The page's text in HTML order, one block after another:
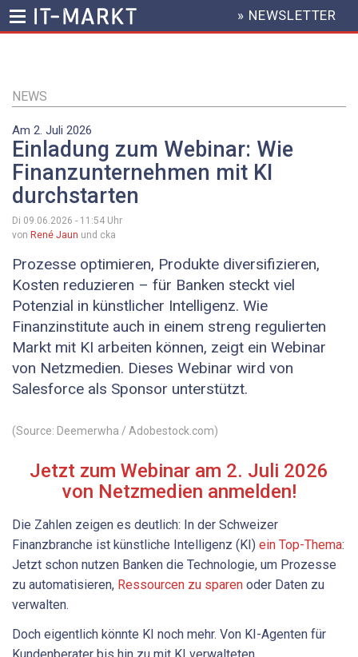
Inhalt
HEADER
MENU
» NEWSLETTER
NEWS
Am 2. Juli 2026
Einladung zum Webinar: Wie
Finanzunternehmen mit KI
durchstarten
Di 09.06.2026 - 11:54 Uhr
von René Jaun und cka
Prozesse optimieren, Produkte diversifizieren,
Kosten reduzieren – für Banken steckt viel
Potenzial in künstlicher Intelligenz. Wie
Finanzinstitute auch in einem streng regulierten
Markt mit KI arbeiten können, zeigt ein Webinar
von Netzmedien. Dieses Webinar wird von
Salesforce als Sponsor unterstützt.
(Source: Deemerwha / Adobestock.com)
Jetzt zum Webinar am 2. Juli 2026
von Netzmedien anmelden!
Die Zahlen zeigen es deutlich: In der Schweizer
Finanzbranche ist künstliche Intelligenz (KI) ein Top-Thema:
Jetzt schon nutzen Banken die Technologie, um Prozesse
zu automatisieren, Ressourcen zu sparen oder Daten zu
verwalten.
Doch eigentlich könnte KI noch mehr. Von KI-Agenten für